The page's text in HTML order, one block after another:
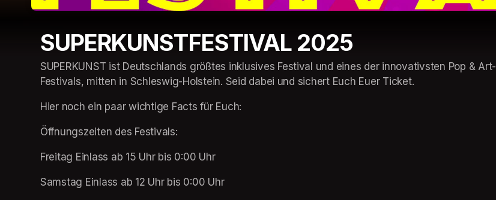
SUPERKUNSTFESTIVAL 2025
SUPERKUNST ist Deutschlands größtes inklusives Festival und eines der innovativsten Pop & Art-
Festivals, mitten in Schleswig-Holstein. Seid dabei und sichert Euch Euer Ticket.
Hier noch ein paar wichtige Facts für Euch:
Öffnungszeiten des Festivals:
Freitag Einlass ab 15 Uhr bis 0:00 Uhr
Samstag Einlass ab 12 Uhr bis 0:00 Uhr